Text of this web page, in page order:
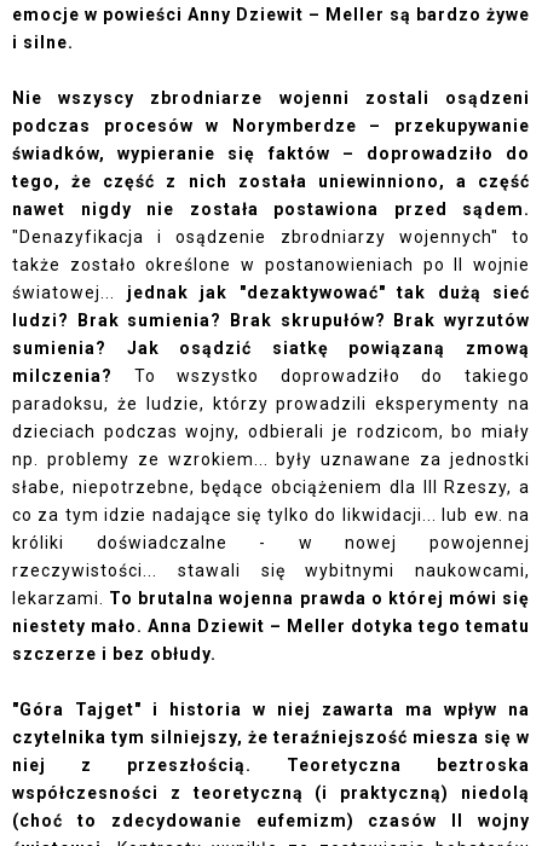
emocje w powieści Anny Dziewit – Meller są bardzo żywe
i silne.
Nie wszyscy zbrodniarze wojenni zostali osądzeni
podczas procesów w Norymberdze – przekupywanie
świadków, wypieranie się faktów – doprowadziło do
tego, że część z nich została uniewinniono, a część
nawet nigdy nie została postawiona przed sądem.
"Denazyfikacja i osądzenie zbrodniarzy wojennych" to
także zostało określone w postanowieniach po II wojnie
światowej... jednak jak "dezaktywować" tak dużą sieć
ludzi? Brak sumienia? Brak skrupułów? Brak wyrzutów
sumienia? Jak osądzić siatkę powiązaną zmową
milczenia? To wszystko doprowadziło do takiego
paradoksu, że ludzie, którzy prowadzili eksperymenty na
dzieciach podczas wojny, odbierali je rodzicom, bo miały
np. problemy ze wzrokiem... były uznawane za jednostki
słabe, niepotrzebne, będące obciążeniem dla III Rzeszy, a
co za tym idzie nadające się tylko do likwidacji... lub ew. na
króliki doświadczalne - w nowej powojennej
rzeczywistości... stawali się wybitnymi naukowcami,
lekarzami.
To brutalna wojenna prawda o której mówi się
niestety mało. Anna Dziewit – Meller dotyka tego tematu
szczerze i bez obłudy.
"Góra Tajget" i historia w niej zawarta ma wpływ na
czytelnika tym silniejszy, że teraźniejszość miesza się w
niej z przeszłością. Teoretyczna beztroska
współczesności z teoretyczną (i praktyczną) niedolą
(choć to zdecydowanie eufemizm) czasów II wojny